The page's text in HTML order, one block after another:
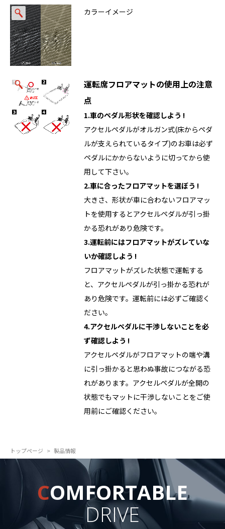
カラーイメージ
運転席フロアマットの使用上の注意
点
1.車のペダル形状を確認しよう !
アクセルペダルがオルガン式(床からペダ
ルが支えられているタイプ)のお車は必ず
ペダルにかからないように切ってから使
用して下さい。
2.車に合ったフロアマットを選ぼう !
大きさ、形状が車に合わないフロアマッ
トを使用するとアクセルペダルが引っ掛
かる恐れがあり危険です。
3.運転前にはフロアマットがズレていな
いか確認しよう !
フロアマットがズレた状態で運転する
と、アクセルペダルが引っ掛かる恐れが
あり危険です。運転前には必ずご確認く
ださい。
4.アクセルペダルに干渉しないことを必
ず確認しよう !
アクセルペダルがフロアマットの端や溝
に引っ掛かると思わぬ事故につながる恐
れがあります。アクセルペダルが全開の
状態でもマットに干渉しないことをご使
用前にご確認ください。
トップページ 製品情報
COMFORTABLE
DRIVE